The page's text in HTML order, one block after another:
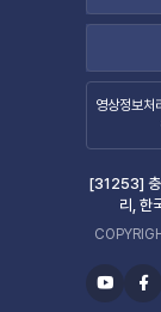
영상정보처
[31253] 충
리, 한
유
페